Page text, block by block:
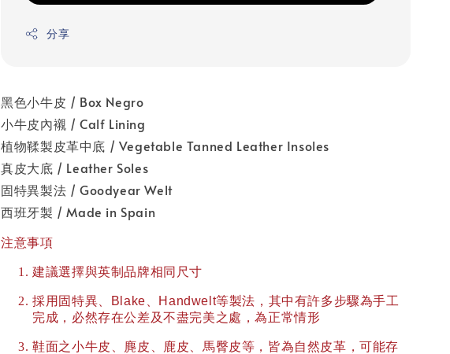
分享
黑色小牛皮 / Box Negro
小牛皮內襯 / Calf Lining
植物鞣製皮革中底 / Vegetable Tanned Leather Insoles
真皮大底 / Leather Soles
固特異製法 / Goodyear Welt
西班牙製 / Made in Spain
注意事項
建議選擇與英制品牌相同尺寸
採用固特異、 Blake Handwelt等製法，其中有許多步驟為手工
完成，必然存在公差及不盡完美之處，為正常情形
鞋面之小牛皮、麂皮、鹿皮、馬臀皮等，皆為自然皮革，可能存